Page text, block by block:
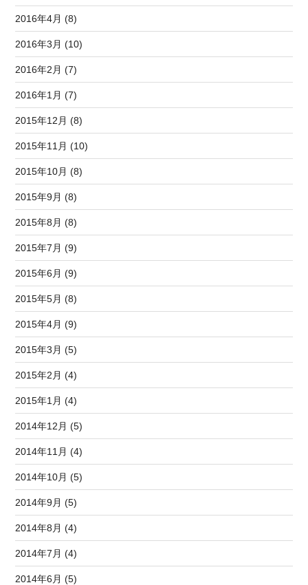
2016年4月 (8)
2016年3月 (10)
2016年2月 (7)
2016年1月 (7)
2015年12月 (8)
2015年11月 (10)
2015年10月 (8)
2015年9月 (8)
2015年8月 (8)
2015年7月 (9)
2015年6月 (9)
2015年5月 (8)
2015年4月 (9)
2015年3月 (5)
2015年2月 (4)
2015年1月 (4)
2014年12月 (5)
2014年11月 (4)
2014年10月 (5)
2014年9月 (5)
2014年8月 (4)
2014年7月 (4)
2014年6月 (5)